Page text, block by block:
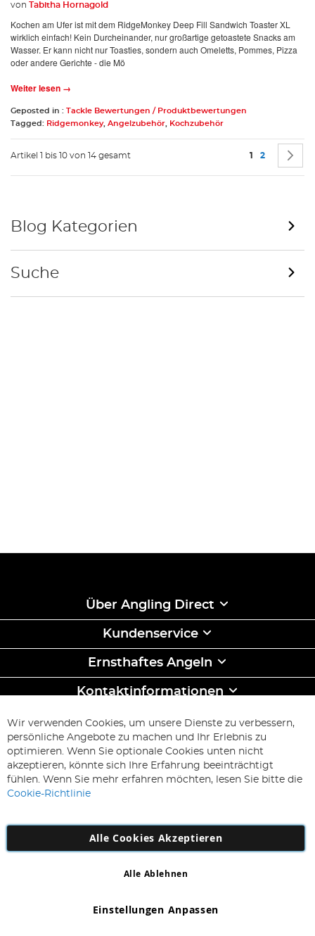
von Tabitha Hornagold
Kochen am Ufer ist mit dem RidgeMonkey Deep Fill Sandwich Toaster XL
wirklich einfach! Kein Durcheinander, nur großartige getoastete Snacks am
Wasser. Er kann nicht nur Toasties, sondern auch Omeletts, Pommes, Pizza
oder andere Gerichte - die Mö
Weiter lesen →
Geposted in :
Tackle Bewertungen / Produktbewertungen
Tagged: Ridgemonkey, Angelzubehör, Kochzubehör
Artikel 1 bis 10 von 14 gesamt Seite
Sie lesen
1 Seite
2
Blog Kategorien
Suche
Über Angling Direct
Kundenservice
Ernsthaftes Angeln
Kontaktinformationen
ABONNIEREN & SPAREN
Melden
Sie
unseren
Newsletter
Abonnieren
Firmennummer: 863029607
Wir verwenden Cookies, um unsere Dienste zu verbessern,
persönliche Angebote zu machen und Ihr Erlebnis zu
optimieren. Wenn Sie optionale Cookies unten nicht
akzeptieren, könnte sich Ihre Erfahrung beeinträchtigt
fühlen. Wenn Sie mehr erfahren möchten, lesen Sie bitte die
Cookie-Richtlinie
Alle Cookies Akzeptieren
Einstellungen Anpassen
Alle Ablehnen